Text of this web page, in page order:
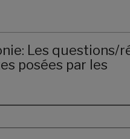
Les questions/
posées par les